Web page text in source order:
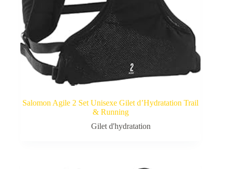
Salomon Agile 2 Set Unisexe Gilet d’Hydratation Trail
& Running
Gilet d'hydratation